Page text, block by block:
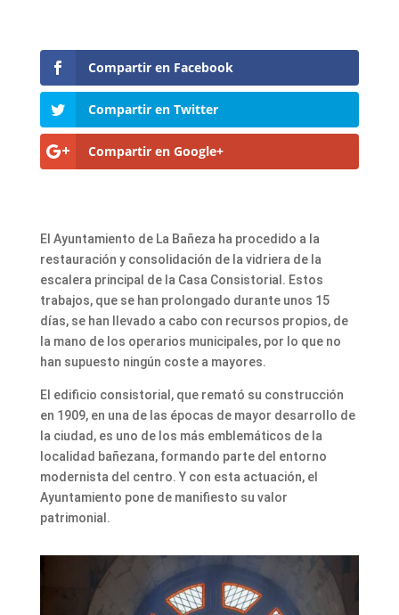
Compartir en Facebook
Compartir en Twitter
Compartir en Google+
El Ayuntamiento de La Bañeza ha procedido a la
restauración y consolidación de la vidriera de la
escalera principal de la Casa Consistorial. Estos
trabajos, que se han prolongado durante unos 15
días, se han llevado a cabo con recursos propios, de
la mano de los operarios municipales, por lo que no
han supuesto ningún coste a mayores.
El edificio consistorial, que remató su construcción
en 1909, en una de las épocas de mayor desarrollo de
la ciudad, es uno de los más emblemáticos de la
localidad bañezana, formando parte del entorno
modernista del centro. Y con esta actuación, el
Ayuntamiento pone de manifiesto su valor
patrimonial.